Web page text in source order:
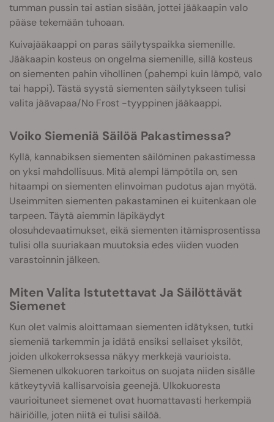
tumman pussin tai astian sisään, jottei jääkaapin valo
pääse tekemään tuhoaan.
Kuivajääkaappi on paras säilytyspaikka siemenille.
Jääkaapin kosteus on ongelma siemenille, sillä kosteus
on siementen pahin vihollinen (pahempi kuin lämpö, valo
tai happi). Tästä syystä siementen säilytykseen tulisi
valita jäävapaa/No Frost -tyyppinen jääkaappi.
Voiko Siemeniä Säilöä Pakastimessa?
Kyllä, kannabiksen siementen säilöminen pakastimessa
on yksi mahdollisuus. Mitä alempi lämpötila on, sen
hitaampi on siementen elinvoiman pudotus ajan myötä.
Useimmiten siementen pakastaminen ei kuitenkaan ole
tarpeen. Täytä aiemmin läpikäydyt
olosuhdevaatimukset, eikä siementen itämisprosentissa
tulisi olla suuriakaan muutoksia edes viiden vuoden
varastoinnin jälkeen.
Miten Valita Istutettavat Ja Säilöttävät
Siemenet
Kun olet valmis aloittamaan siementen idätyksen, tutki
siemeniä tarkemmin ja idätä ensiksi sellaiset yksilöt,
joiden ulkokerroksessa näkyy merkkejä vaurioista.
Siemenen ulkokuoren tarkoitus on suojata niiden sisälle
kätkeytyviä kallisarvoisia geenejä. Ulkokuoresta
vaurioituneet siemenet ovat huomattavasti herkempiä
häiriöille, joten niitä ei tulisi säilöä.